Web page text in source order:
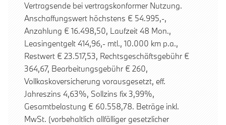
Vertragsende bei vertragskonformer Nutzung.
Anschaffungswert höchstens € 54.995,-,
Anzahlung € 16.498,50, Laufzeit 48 Mon.,
Leasingentgelt 414,96,- mtl., 10.000 km p.a.,
Restwert € 23.517,53, Rechtsgeschäftsgebühr €
364,67, Bearbeitungsgebühr € 260,
Vollkaskoversicherung vorausgesetzt, eff.
Jahreszins 4,63%, Sollzins fix 3,99%,
Gesamtbelastung € 60.558,78. Beträge inkl.
MwSt. (vorbehaltlich allfälliger gesetzlicher